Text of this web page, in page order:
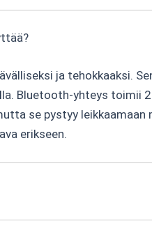
ja tehokkaaksi.
Bluetooth-yhteys toimii
se pystyy leikkaamaan
erikseen.